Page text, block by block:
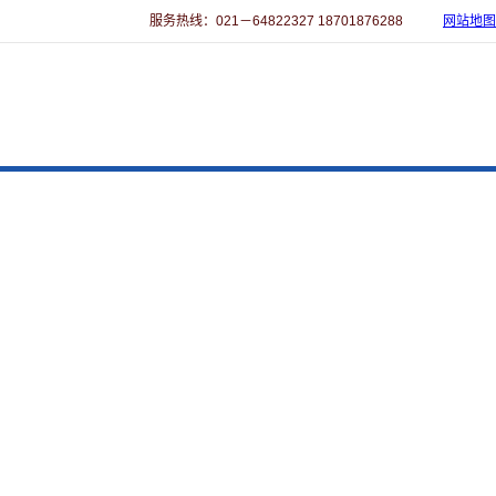
服务热线：021－64822327 18701876288 网站地图